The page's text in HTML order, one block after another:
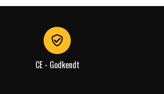
CE - Godkendt